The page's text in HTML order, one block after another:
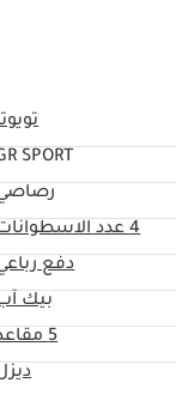
SPORT
4عدد
دفع
بيك
5 مقاعد